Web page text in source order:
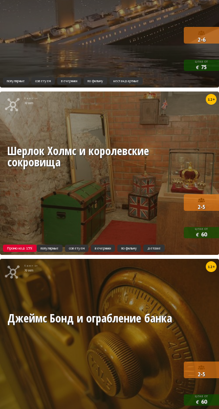
2-6
цена от
€ 75
популярные советуем вечеринки по фильму нестандартные
Квест от
Xroom
12+
2-5
цена от
€ 60
Шерлок Холмс и королевские
сокровища
Промо код 15% популярные советуем вечеринки по фильму детские
Квест от
Xroom
12+
2-5
цена от
€ 60
Джеймс Бонд и ограбление банка